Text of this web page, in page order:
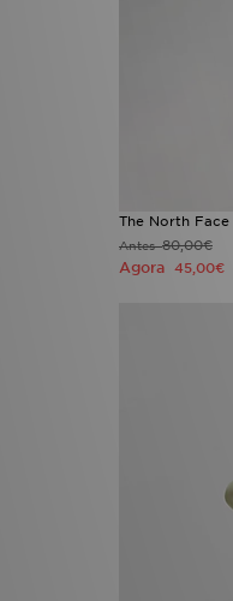
The North
Antes80,00€
Agora 45,00€